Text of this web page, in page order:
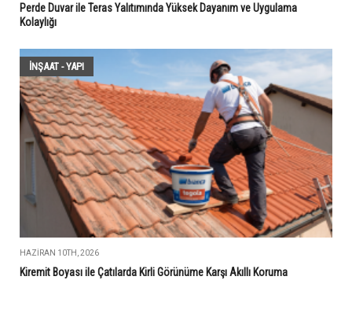
Perde Duvar ile Teras Yalıtımında Yüksek Dayanım ve Uygulama
Kolaylığı
İNŞAAT - YAPI
HAZIRAN 10TH, 2026
Kiremit Boyası ile Çatılarda Kirli Görünüme Karşı Akıllı Koruma